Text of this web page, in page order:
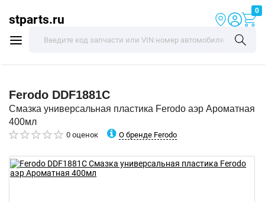
stparts.ru
0
Ferodo DDF1881C
Смазка универсальная пластика Ferodo аэр Ароматная
400мл
0 оценок О бренде Ferodo